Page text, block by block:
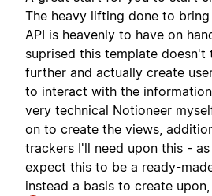
The heavy lifting done to
API is heavenly to have on
suprised this template doesn't
further and actually create
to interact with the
very technical Notioneer
on to create the views,
trackers I'll need upon this -
expect this to be a ready-
instead a basis to create